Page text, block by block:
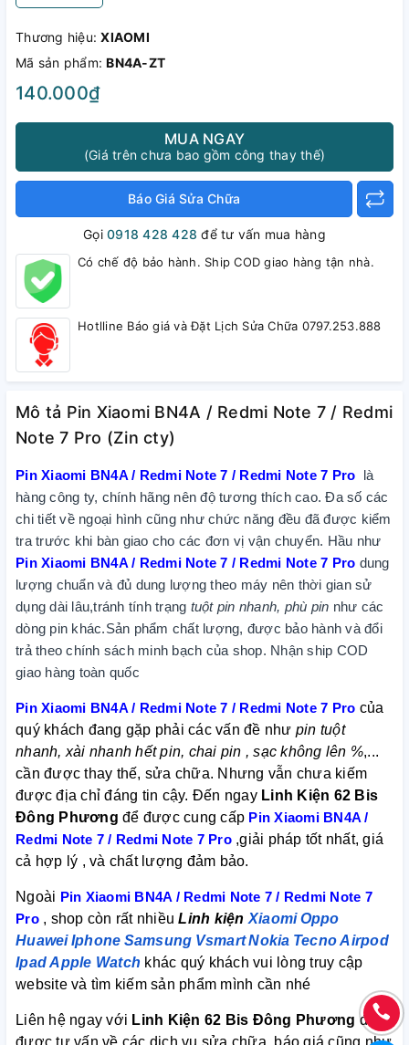
Thương hiệu:XIAOMI
Mã sản phẩm:BN4A-ZT
140.000₫
MUA NGAY
(Giá trên chưa bao gồm công thay thế)
Báo Giá Sửa Chữa
Gọi0918 428 428 để tư vấn mua hàng
Có chế độ bảo hành. Ship COD giao hàng tận nhà.
Hotlline Báo giá và Đặt Lịch Sửa Chữa 0797.253.888
Mô tả Pin Xiaomi BN4A / Redmi Note 7 / Redmi
Note 7 Pro (Zin cty)
Pin Xiaomi BN4A / Redmi Note 7 / Redmi Note 7 Pro là
hàng công ty, chính hãng nên độ tương thích cao. Đa số các
chi tiết về ngoại hình cũng như chức năng đều đã được kiểm
tra trước khi bàn giao cho các đơn vị vận chuyển. Hầu như
Pin Xiaomi BN4A / Redmi Note 7 / Redmi Note 7 Pro dung
lượng chuẩn và đủ dung lượng theo máy nên thời gian sử
dụng dài lâu,tránh tính trạng tuột pin nhanh, phù pin như các
dòng pin khác.Sản phẩm chất lượng, được bảo hành và đổi
trả theo chính sách minh bạch của shop. Nhận ship COD
giao hàng toàn quốc
Pin Xiaomi BN4A / Redmi Note 7 / Redmi Note 7 Pro của
quý khách đang gặp phải các vấn đề như pin tuột
nhanh, xài nhanh hết pin, chai pin , sạc không lên %,...
cần được thay thế, sửa chữa. Nhưng vẫn chưa kiếm
được địa chỉ đáng tin cậy. Đến ngay Linh Kiện 62 Bis
Đông Phương để được cung cấp Pin Xiaomi BN4A /
Redmi Note 7 / Redmi Note 7 Pro ,giải pháp tốt nhất, giá
cả hợp lý , và chất lượng đảm bảo.
Ngoài Pin Xiaomi BN4A / Redmi Note 7 / Redmi Note 7
Pro , shop còn rất nhiềuLinh kiện Xiaomi Oppo
Huawei Iphone Samsung VsmartNokia TecnoAirpod
IpadApple Watch khác quý khách vui lòng truy cập
website và tìm kiếm sản phẩm mình cần nhé
Liên hệ ngay với Linh Kiện 62 Bis Đông Phương để
được tư vấn về các dịch vụ sửa chữa, báo giá cũng như